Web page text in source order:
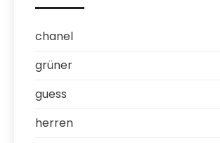
chanel
grüner
guess
herren